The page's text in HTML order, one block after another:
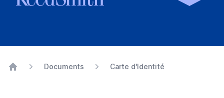
Documents Carte d'Identité